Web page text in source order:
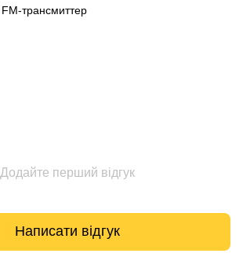
FM-трансмиттер
Додайте перший відгук
Написати відгук